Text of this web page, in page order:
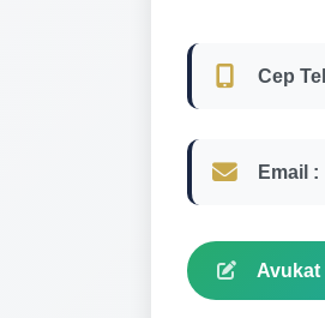
Cep
Email :
Avukat